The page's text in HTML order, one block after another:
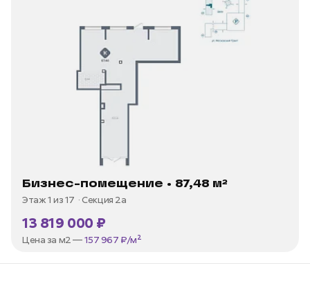
Бизнес-помещение • 87,48 м²
Этаж 1 из 17 Секция 2а
13 819 000 ₽
Цена за м2 —157 967 ₽/м²